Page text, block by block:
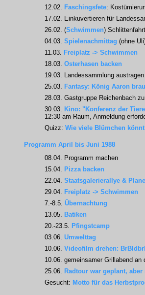
12.02. Faschingsfete:
17.02. Einkuvertieren für
26.02. (Schwimmen)
04.03. Spielenachmittag (ohne
11.03. Freiplatz -> Schwimmen
18.03. Osterhasen backen
19.03. Landessammlung austragen
25.03. Fantasy: König Aaron
28.03. Gastgruppe Reichenbach
30.03. Kino: "Konferenz der
12:30 am Raum, Anmeldung
Quizz: Wie viele Blümchen
Programm April bis Juni 1988
08.04. Programm machen
15.04. Pizza backen
22.04. Staatsgalerierallye &
29.04. Freiplatz -> Schwimmen
7.-8.5. Übernachtung
13.05. Batiken
20.-23.5. Pfingstcamp
03.06. Umwelttag
10.06. Videofilm drehen:
10.06. gemeinsamer Grillabend an
25.06. Radtour war geplant,
Gesucht: Motto für das